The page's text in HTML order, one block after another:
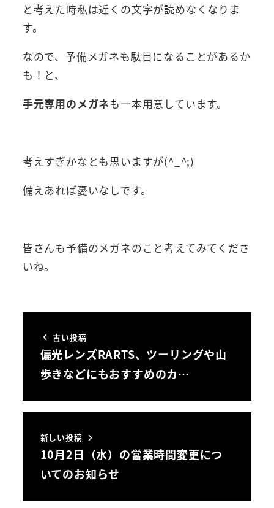
と考えた時私は近くの文字が読めなくなりま
す。
なので、予備メガネも駄目になることがあるか
も！と、
手元専用のメガネも一本用意しています。
考えすぎかなとも思いますが(^_^;)
備えあれば憂いなしです。
皆さんも予備のメガネのこと考えてみてくださ
いね。
古い投稿
偏光レンズRARTS、ツーリングや山
歩きなどにもおすすめのカ…
新しい投稿
10月2日（水）の営業時間変更につ
いてのお知らせ